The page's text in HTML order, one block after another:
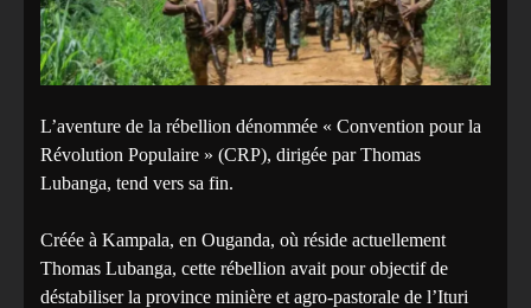
L’aventure de la rébellion dénommée « Convention pour la
Révolution Populaire » (CRP), dirigée par Thomas
Lubanga, tend vers sa fin.
Créée à Kampala, en Ouganda, où réside actuellement
Thomas Lubanga, cette rébellion avait pour objectif de
déstabiliser la province minière et agro-pastorale de l’Ituri